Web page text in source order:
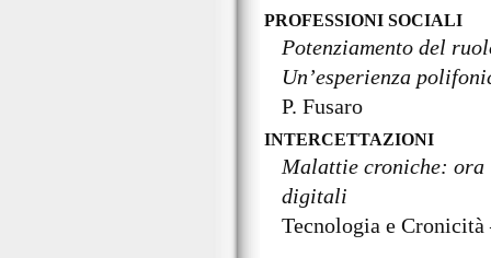
PROFESSIONI SOCIALI
Potenziamento del
Un’esperienza
P. Fusaro
INTERCETTAZIONI
Malattie croniche: ora
digitali
Tecnologia e Cronicità